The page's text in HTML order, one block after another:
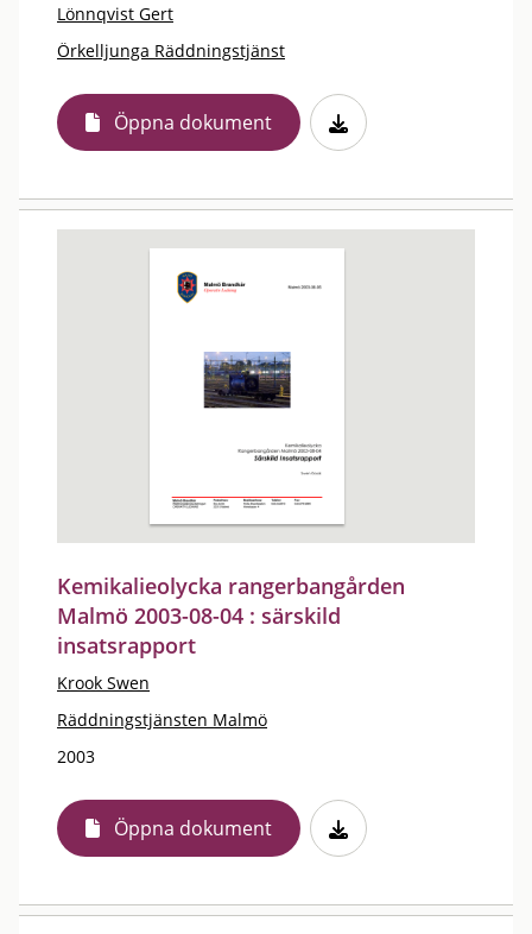
Lönnqvist Gert
Örkelljunga Räddningstjänst
Öppna dokument
Kemikalieolycka rangerbangården
Malmö 2003-08-04 : särskild
insatsrapport
Krook Swen
Räddningstjänsten Malmö
2003
Öppna dokument